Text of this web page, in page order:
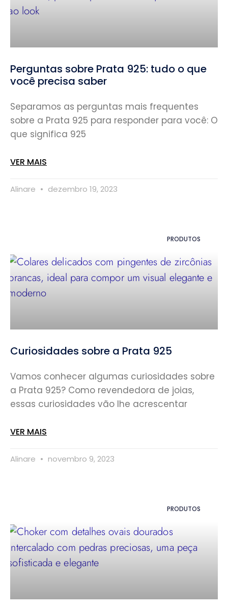
Perguntas sobre Prata 925: tudo o que
você precisa saber
Separamos as perguntas mais frequentes
sobre a Prata 925 para responder para você: O
que significa 925
VER MAIS
Alinare dezembro 19, 2023
PRODUTOS
Curiosidades sobre a Prata 925
Vamos conhecer algumas curiosidades sobre
a Prata 925? Como revendedora de joias,
essas curiosidades vão lhe acrescentar
VER MAIS
Alinare novembro 9, 2023
PRODUTOS